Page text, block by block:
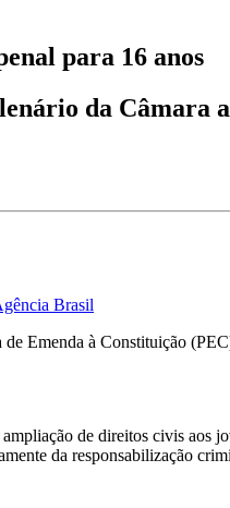
para 16 anos
da Câmara
Brasil
Emenda à Constituição
de direitos civis aos
da responsabilização